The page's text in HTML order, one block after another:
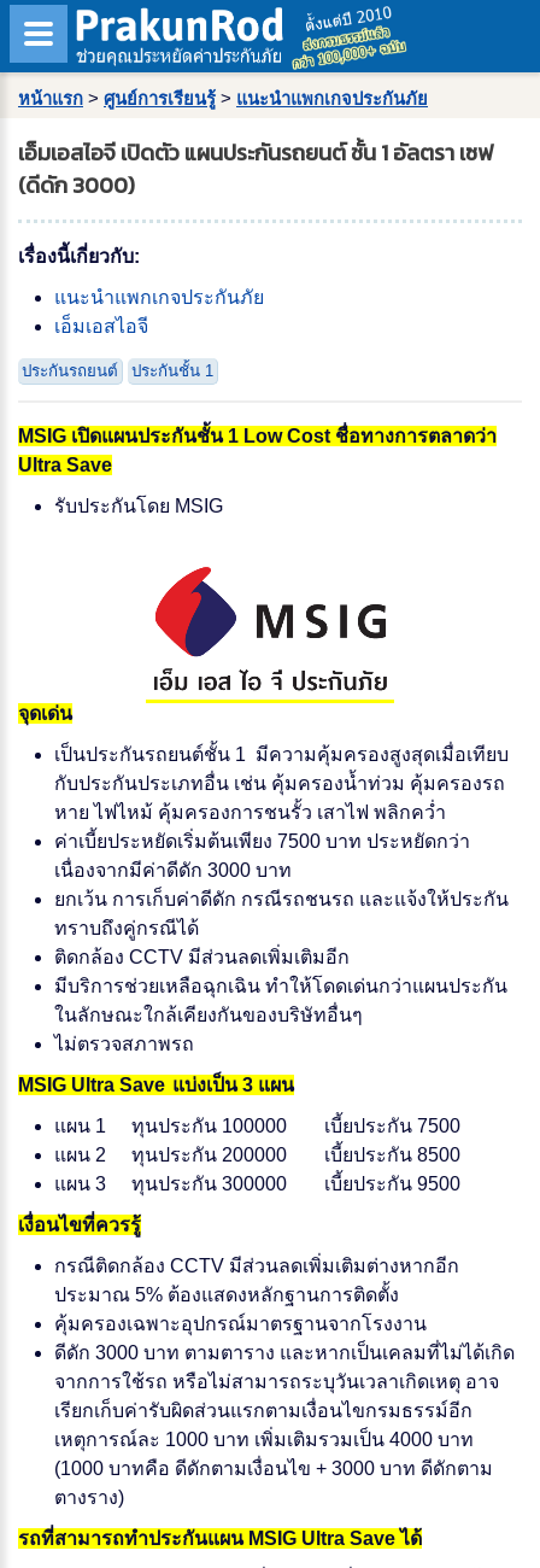
หน้าแรก > ศูนย์การเรียนรู้ > แนะนำแพกเกจประกันภัย
เอ็มเอสไอจี เปิดตัว แผนประกันรถยนต์ ชั้น 1 อัลตรา เซฟ
(ดีดัก 3000)
เรื่องนี้เกี่ยวกับ:
แนะนำแพกเกจประกันภัย
เอ็มเอสไอจี
ประกันรถยนต์ ประกันชั้น 1
MSIG เปิดแผนประกันชั้น 1 Low Cost ชื่อทางการตลาดว่า
Ultra Save
รับประกันโดย MSIG
จุดเด่น
เป็นประกันรถยนต์ชั้น 1 มีความคุ้มครองสูงสุดเมื่อเทียบ
กับประกันประเภทอื่น เช่น คุ้มครองน้ำท่วม คุ้มครองรถ
หาย ไฟไหม้ คุ้มครองการชนรั้ว เสาไฟ พลิกคว่ำ
ค่าเบี้ยประหยัดเริ่มต้นเพียง 7500 บาท ประหยัดกว่า
เนื่องจากมีค่าดีดัก 3000 บาท
ยกเว้น การเก็บค่าดีดัก กรณีรถชนรถ และแจ้งให้ประกัน
ทราบถึงคู่กรณีได้
ติดกล้อง CCTV มีส่วนลดเพิ่มเติมอีก
มีบริการช่วยเหลือฉุกเฉิน ทำให้โดดเด่นกว่าแผนประกัน
ในลักษณะใกล้เคียงกันของบริษัทอื่นๆ
ไม่ตรวจสภาพรถ
MSIG Ultra Save แบ่งเป็น 3 แผน
แผน 1
ทุนประกัน 100000
เบี้ยประกัน 7500
แผน 2
ทุนประกัน 200000
เบี้ยประกัน 8500
แผน 3
ทุนประกัน 300000
เบี้ยประกัน 9500
เงื่อนไขที่ควรรู้
กรณีติดกล้อง CCTV มีส่วนลดเพิ่มเติมต่างหากอีก
ประมาณ 5% ต้องแสดงหลักฐานการติดตั้ง
คุ้มครองเฉพาะอุปกรณ์มาตรฐานจากโรงงาน
ดีดัก 3000 บาท ตามตาราง และหากเป็นเคลมที่ไม่ได้เกิด
จากการใช้รถ หรือไม่สามารถระบุวันเวลาเกิดเหตุ อาจ
เรียกเก็บค่ารับผิดส่วนแรกตามเงื่อนไขกรมธรรม์อีก
เหตุการณ์ละ 1000 บาท เพิ่มเติมรวมเป็น 4000 บาท
(1000 บาทคือ ดีดักตามเงื่อนไข + 3000 บาท ดีดักตาม
ตางราง)
รถที่สามารถทำประกันแผน MSIG Ultra Save ได้